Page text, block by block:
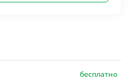
бесплатно